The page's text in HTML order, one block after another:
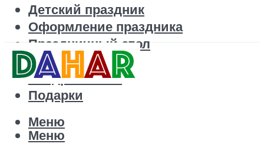
Детский праздник
Оформление праздника
Праздничный стол
Корпоратив
Поздравления
Подарки
Меню
Меню